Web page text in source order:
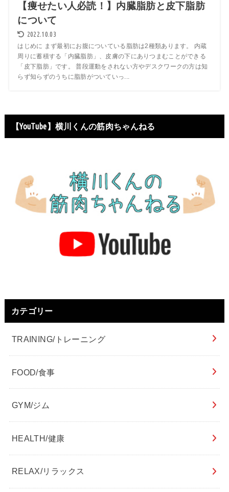
【痩せたい人必読！】内臓脂肪と皮下脂肪
について
2022.10.03
はじめに まず最初にお腹についている脂肪は2種類あります。 内蔵
周りに蓄積する「内臓脂肪」、皮膚の下にありつまむことができる
「皮下脂肪」です。 普段運動をされない方やデスクワークの方は知
らず知らずのうちに脂肪がついていっ...
【YouTube】横川くんの筋肉ちゃんねる
カテゴリー
TRAINING/トレーニング
FOOD/食事
GYM/ジム
HEALTH/健康
RELAX/リラックス